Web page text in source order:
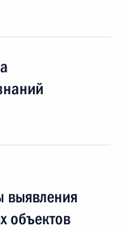
выявления
объектов